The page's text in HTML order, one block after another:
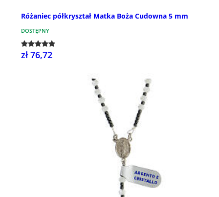
Różaniec półkryształ Matka Boża Cudowna 5 mm
DOSTĘPNY
zł 76,72